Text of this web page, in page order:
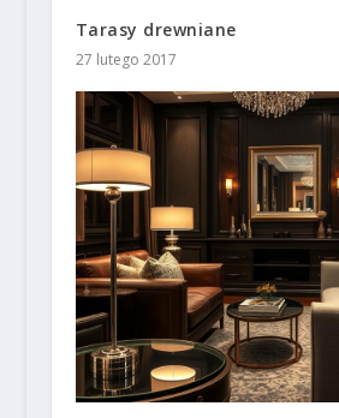
Tarasy drewniane
27 lutego 2017